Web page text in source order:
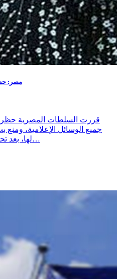
مصر:
قررت السلطات المصرية حظر
جميع الوسائل الإعلامية،
لها، بعد تحركات رسمية قادتها نقابة الأطباء…